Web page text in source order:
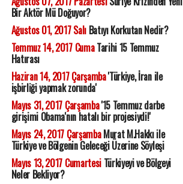
Bir Aktör Mü Doğuyor?
Ağustos 01, 2017 SalıBatıyı Korkutan Nedir?
Temmuz 14, 2017 CumaTarihi 15 Temmuz
Hatırası
Haziran 14, 2017 Çarşamba'Türkiye, İran ile
işbirliği yapmak zorunda'
Mayıs 31, 2017 Çarşamba'15 Temmuz darbe
girişimi Obama'nın hatalı bir projesiydi!'
Mayıs 24, 2017 ÇarşambaMurat M.Hakkı ile
Türkiye ve Bölgenin Geleceği Üzerine Söyleşi
Mayıs 13, 2017 CumartesiTürkiyeyi ve Bölgeyi
Neler Bekliyor?